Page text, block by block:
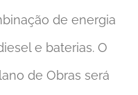
de energia
e baterias. O
de Obras será